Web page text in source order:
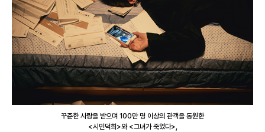
꾸준한 사랑을 받으며 100만 명 이상의 관객을 동원한
<시민덕희>와 <그녀가 죽었다>,